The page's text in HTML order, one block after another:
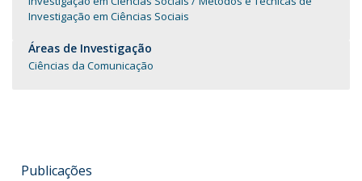
Investigação em Ciências Sociais
Áreas de Investigação
Ciências da Comunicação
Publicações